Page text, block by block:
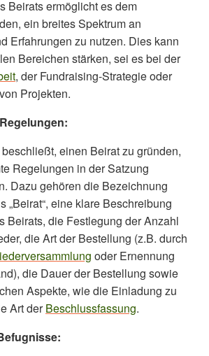
Beirats ermöglicht es dem
ein breites Spektrum an
Erfahrungen zu nutzen. Dies kann
Bereichen stärken, sei es bei der
, der Fundraising-Strategie oder
Projekten.
einen Beirat zu gründen,
Regelungen in der Satzung
Dazu gehören die Bezeichnung
„Beirat“, eine klare Beschreibung
Beirats, die Festlegung der Anzahl
die Art der Bestellung (z.B. durch
oder Ernennung
die Dauer der Bestellung sowie
Aspekte, wie die Einladung zu
Art derBeschlussfassung.